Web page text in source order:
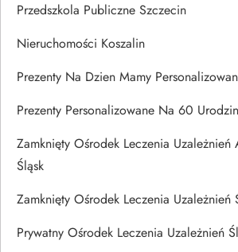
Przedszkola Publiczne Szczecin
Nieruchomości Koszalin
Prezenty Na Dzien Mamy
Prezenty Personalizowane Na 60
Zamknięty Ośrodek Leczenia
Śląsk
Zamknięty Ośrodek Leczenia Uzależnień
Prywatny Ośrodek Leczenia Uzależnień